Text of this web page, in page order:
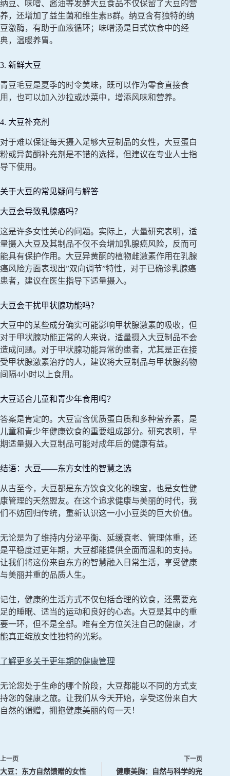
纳豆、味噌、酱油等发酵大豆食品不仅保留了大豆的营
养，还增加了益生菌和维生素B群。纳豆含有独特的纳
豆激酶，有助于血液循环；味噌汤是日式饮食中的经
典，温暖养胃。
3. 新鲜大豆
青豆毛豆是夏季的时令美味，既可以作为零食直接食
用，也可以加入沙拉或炒菜中，增添风味和营养。
4. 大豆补充剂
对于难以保证每天摄入足够大豆制品的女性，大豆蛋白
粉或异黄酮补充剂是不错的选择，但建议在专业人士指
导下使用。
关于大豆的常见疑问与解答
大豆会导致乳腺癌吗？
这是许多女性关心的问题。实际上，大量研究表明，适
量摄入大豆及其制品不仅不会增加乳腺癌风险，反而可
能具有保护作用。大豆异黄酮的植物雌激素作用在乳腺
癌风险方面表现出”双向调节”特性，对于已确诊乳腺癌
患者，建议在医生指导下适量摄入。
大豆会干扰甲状腺功能吗？
大豆中的某些成分确实可能影响甲状腺激素的吸收，但
对于甲状腺功能正常的人来说，适量摄入大豆制品不会
造成问题。对于甲状腺功能异常的患者，尤其是正在接
受甲状腺激素治疗的人，建议将大豆制品与甲状腺药物
间隔4小时以上食用。
大豆适合儿童和青少年食用吗？
答案是肯定的。大豆富含优质蛋白质和多种营养素，是
儿童和青少年健康饮食的重要组成部分。研究表明，早
期适量摄入大豆制品可能对成年后的健康有益。
结语：大豆——东方女性的智慧之选
从古至今，大豆都是东方饮食文化的瑰宝，也是女性健
康管理的天然盟友。在这个追求健康与美丽的时代，我
们不妨回归传统，重新认识这一小小豆类的巨大价值。
无论是为了维持内分泌平衡、延缓衰老、管理体重，还
是平稳度过更年期，大豆都能提供全面而温和的支持。
让我们将这份来自东方的智慧融入日常生活，享受健康
与美丽并重的品质人生。
记住，健康的生活方式不仅包括合理的饮食，还需要充
足的睡眠、适当的运动和良好的心态。大豆是其中的重
要一环，但不是全部。唯有全方位关注自己的健康，才
能真正绽放女性独特的光彩。
了解更多关于更年期的健康管理
无论您处于生命的哪个阶段，大豆都能以不同的方式支
持您的健康之旅。让我们从今天开始，享受这份来自大
自然的馈赠，拥抱健康美丽的每一天！
上一页
大豆：东方自然馈赠的女性
下一页
健康美胸：自然与科学的完